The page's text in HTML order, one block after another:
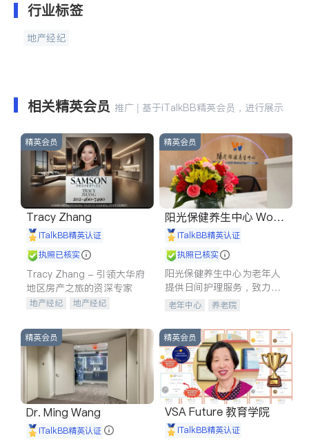
行业标签
地产经纪
相关精英会员 推广 | 基于iTalkBB精英会员，进行展示
精英会员
Tracy Zhang
iTalkBB精英认证
执照已核实
Tracy Zhang - 引领大华府
地区房产之旅的资深专家
地产经纪
地产经纪
商铺租售
开发商建商
精英会员
阳光保健养生中心 World
shine
iTalkBB精英认证
执照已核实
阳光保健养生中心为老年人
提供日间护理服务，致力于
通过持续的护理创新来有效
老年中心 养老院
精英会员
Dr. Ming Wang
iTalkBB精英认证
精英会员
VSA Future 教育学院
iTalkBB精英认证